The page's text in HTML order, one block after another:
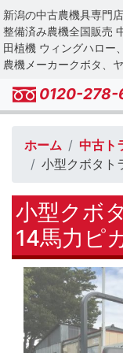
新潟の中古農機具専門
整備済み農機全国販売
田植機 ウィングハロー
農機メーカークボタ、
0120-278-
ホーム 中古ト
小型クボタト
小型クボ
14馬力ピ